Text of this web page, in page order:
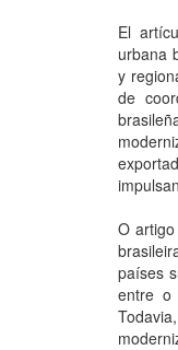
El
urbana
y
de
O
países
entre o